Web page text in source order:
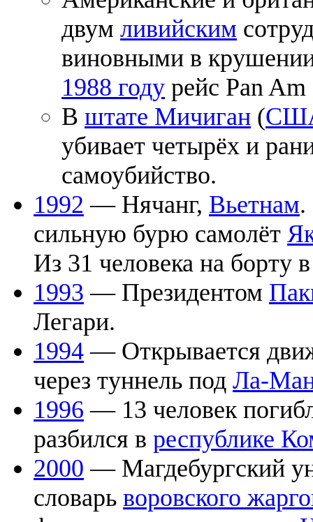
двум ливийским
виновными в
1988 году рейс Pan
В штате Мичиган (
убивает четырёх и
самоубийство.
1992 — Нячанг, Вьетнам.
сильную бурю самолёт
Из 31 человека на борту
1993 — Президентом
Легари.
1994 — Открывается
через туннель под Ла-
1996 — 13 человек
разбился в республике
2000 — Магдебургский
словарь воровского